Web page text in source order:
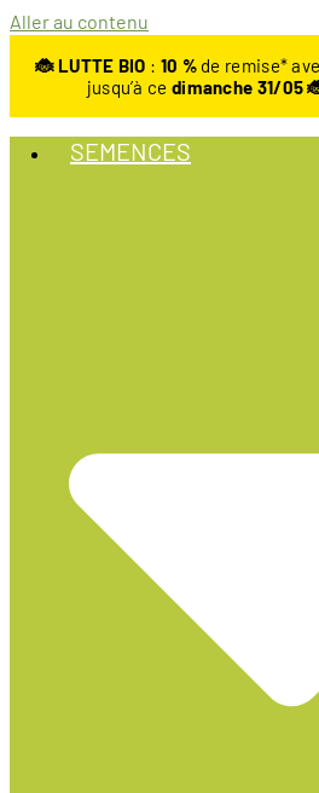
Aller au contenu
🐞 LUTTE BIO : 10 %de remise*
jusqu’à ce dimanche 31/05
SEMENCES